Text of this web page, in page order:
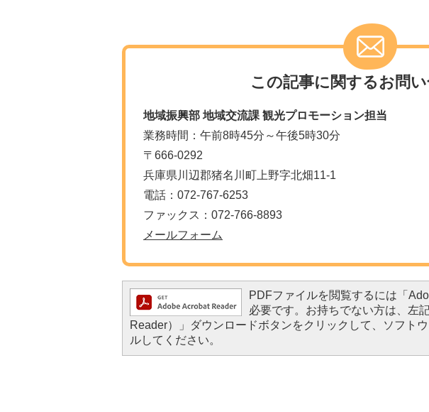
この記事に関するお問
地域振興部 地域交流課 観光プロモーション担当
業務時間：午前8時45分～午後5時30分
〒666-0292
兵庫県川辺郡猪名川町上野字北畑11-1
電話：072-767-6253
ファックス：072-766-8893
メールフォーム
PDFファイルを閲覧するには「
必要です。お持ちでない方は、左
Reader）」ダウンロードボタンをクリックして、ソフト
ルしてください。